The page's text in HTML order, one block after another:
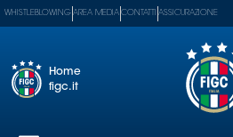
WHISTLEBLOWING AREA MEDIA CONTATTI ASSICURAZIONE
Home
figc.it